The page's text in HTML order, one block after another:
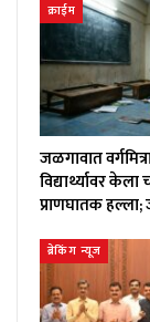
क्राईम
जळगावात
विद्यार्थ्यावर केला
प्राणघातक हल्ला;
ब्रेकिंग न्यूज